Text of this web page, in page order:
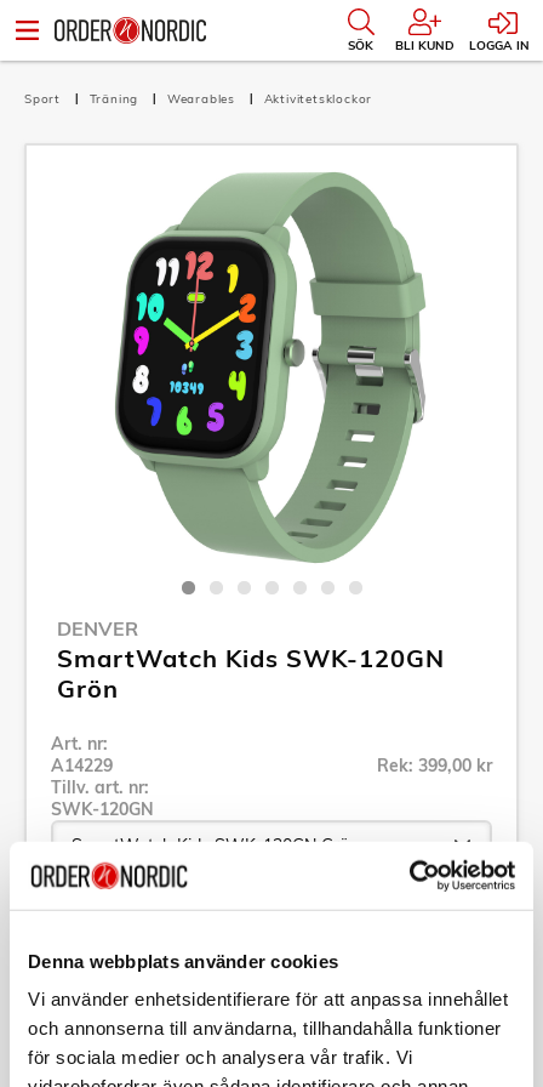
Denna webbplats använder cookies
Vi använder enhetsidentifierare för att anpassa innehållet
och annonserna till användarna, tillhandahålla funktioner
för sociala medier och analysera vår trafik. Vi
SÖK BLI KUND LOGGA IN
Sport Träning Wearables Aktivitetsklockor
DENVER
SmartWatch Kids SWK-120GN
Grön
Art. nr:
A14229
Tillv. art. nr:
SWK-120GN
Rek: 399,00 kr
Specifikation
Beskrivning